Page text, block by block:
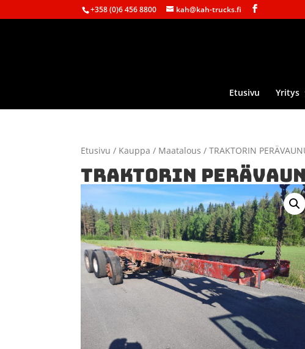
+358 (0)6 456 8800 kah@kah-trucks.fi
Etusivu Yritys
Etusivu / Kauppa / Maatalous / TRAKTORIN
TRAKTORIN